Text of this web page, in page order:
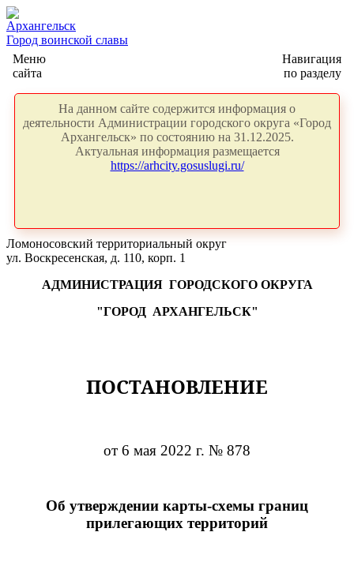
Архангельск
Город воинской славы
Меню
сайта
Навигация
по разделу
На данном сайте содержится информация о
деятельности Администрации городского округа «Город
Архангельск» по состоянию на 31.12.2025.
Актуальная информация размещается
https://arhcity.gosuslugi.ru/
Ломоносовский территориальный округ
ул. Воскресенская, д. 110, корп. 1
АДМИНИСТРАЦИЯ ГОРОДСКОГО ОКРУГА
"ГОРОД АРХАНГЕЛЬСК"
ПОСТАНОВЛЕНИЕ
от 6 мая 2022 г. № 878
Об утверждении карты-схемы границ
прилегающих территорий